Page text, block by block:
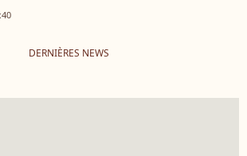
depuis des années
DERNIÈRES NEWS